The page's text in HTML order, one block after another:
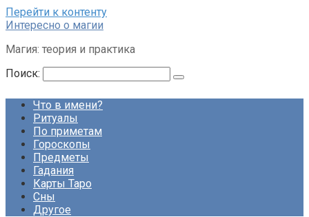
Перейти к контенту
Интересно о магии
Магия: теория и практика
Поиск:
Что в имени?
Ритуалы
По приметам
Гороскопы
Предметы
Гадания
Карты Таро
Сны
Другое